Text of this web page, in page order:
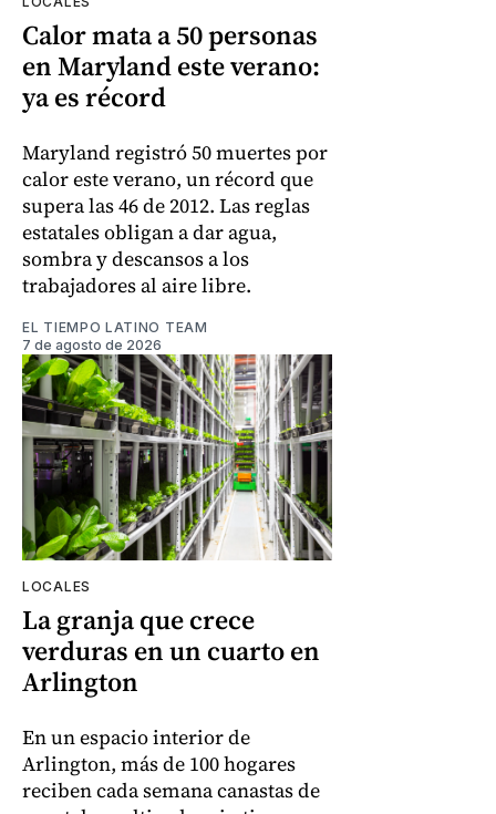
Calor mata a 50 personas
en Maryland este verano:
ya es récord
Maryland registró 50 muertes por
calor este verano, un récord que
supera las 46 de 2012. Las reglas
estatales obligan a dar agua,
sombra y descansos a los
trabajadores al aire libre.
EL TIEMPO LATINO TEAM
7 de agosto de 2026
LOCALES
La granja que crece
verduras en un cuarto en
Arlington
En un espacio interior de
Arlington, más de 100 hogares
reciben cada semana canastas de